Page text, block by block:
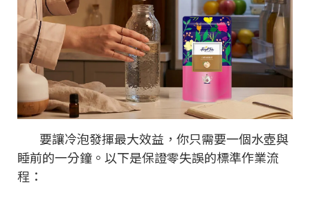
要讓冷泡發揮最大效益，你只需要一個水壺與
睡前的一分鐘。以下是保證零失誤的標準作業流
程：